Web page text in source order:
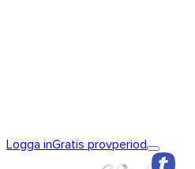
Logga inGratis provperiod